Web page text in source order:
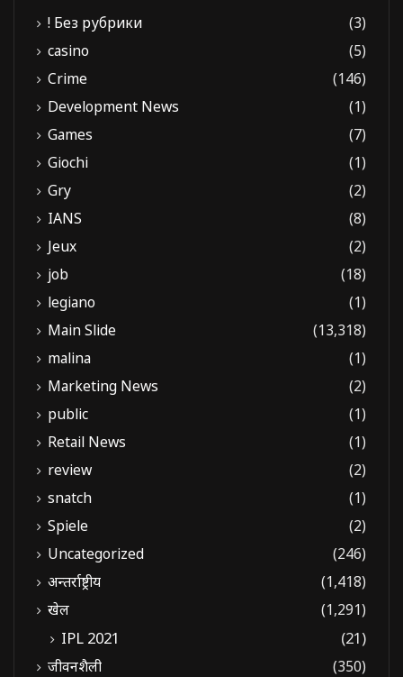
! Без рубрики
(3)
casino
(5)
Crime
(146)
Development News
(1)
Games
(7)
Giochi
(1)
Gry
(2)
IANS
(8)
Jeux
(2)
job
(18)
legiano
(1)
Main Slide
(13,318)
malina
(1)
Marketing News
(2)
public
(1)
Retail News
(1)
review
(2)
snatch
(1)
Spiele
(2)
Uncategorized
(246)
अन्तर्राष्ट्रीय
(1,418)
खेल
(1,291)
IPL 2021 (21)
जीवनशैली
(350)